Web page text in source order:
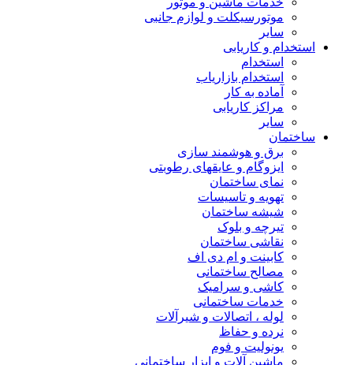
موتورسیکلت و لوازم جانبی
سایر
استخدام و کاریابی
استخدام
استخدام بازاریاب
آماده به کار
مراکز کاریابی
سایر
ساختمان
برق و هوشمند سازی
ایزوگام و عایقهای رطوبتی
نمای ساختمان
تهویه و تاسیسات
شیشه ساختمان
تیرچه و بلوک
نقاشی ساختمان
کابینت و ام دی اف
مصالح ساختمانی
کاشی و سرامیک
خدمات ساختمانی
لوله ، اتصالات و شیرآلات
نرده و حفاظ
یونولیت و فوم
ماشین آلات و ابزار ساختمانی